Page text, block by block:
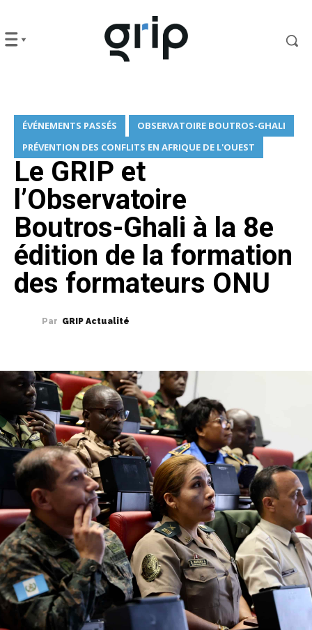
ÉVÉNEMENTS PASSÉS
OBSERVATOIRE BOUTROS-GHALI
PRÉVENTION DES CONFLITS EN AFRIQUE DE L'OUEST
Le GRIP et
l’Observatoire
Boutros-Ghali à la 8e
édition de la formation
des formateurs ONU
Par GRIP Actualité